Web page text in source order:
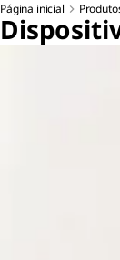
Página inicial